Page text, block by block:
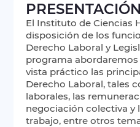
PRESENTACIÓN
El Instituto de Ciencias
disposición de los
Derecho Laboral y
programa
vista práctico las
Derecho Laboral, tales
laborales, las
negociación colectiva y
trabajo, entre otros